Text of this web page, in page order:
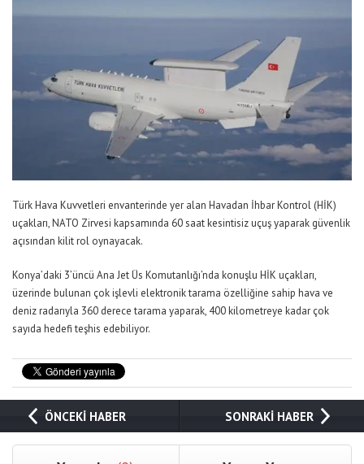
Türk Hava Kuvvetleri envanterinde yer alan Havadan İhbar Kontrol (HİK)
uçakları, NATO Zirvesi kapsamında 60 saat kesintisiz uçuş yaparak güvenlik
açısından kilit rol oynayacak.
Konya’daki 3’üncü Ana Jet Üs Komutanlığı’nda konuşlu HİK uçakları,
üzerinde bulunan çok işlevli elektronik tarama özelliğine sahip hava ve
deniz radarıyla 360 derece tarama yaparak, 400 kilometreye kadar çok
sayıda hedefi teşhis edebiliyor.
ÖNCEKİ HABER SONRAKİ HABER